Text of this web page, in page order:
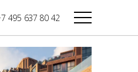
495 637 80 42
Федерация-II